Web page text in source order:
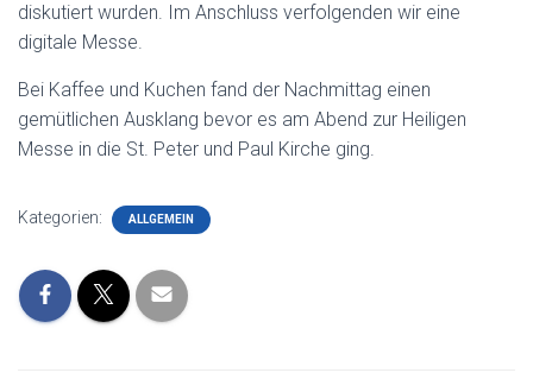
diskutiert wurden. Im Anschluss verfolgenden wir eine
digitale Messe.
Bei Kaffee und Kuchen fand der Nachmittag einen
gemütlichen Ausklang bevor es am Abend zur Heiligen
Messe in die St. Peter und Paul Kirche ging.
Kategorien: ALLGEMEIN